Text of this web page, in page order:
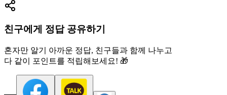
친구에게 정답 공유하기
혼자만 알기 아까운 정답, 친구들과 함께 나누고
다 같이 포인트를 적립해보세요! 🎁